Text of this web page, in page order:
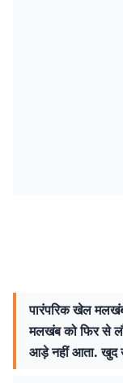
पारंपरिक खेल
मलखंब को फिर से
आड़े नहीं आता. खुद